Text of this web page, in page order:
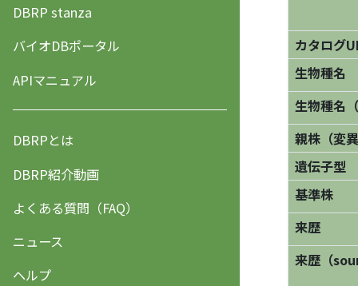
DBRP stanza
バイオDBポータル
APIマニュアル
DBRPとは
DBRP紹介動画
よくある質問（FAQ）
ニュース
ヘルプ
カタログ
生物種名
生物種名
親株（変
遺伝子型
基準株
来歴
来歴（